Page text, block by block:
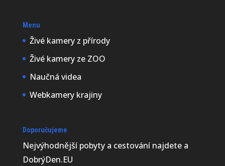
Menu
Živé kamery z přírody
Živé kamery ze ZOO
Naučná videa
Webkamery krajiny
Doporučujeme
Nejvýhodnější pobyty a cestování najdete a
DobrýDen.EU